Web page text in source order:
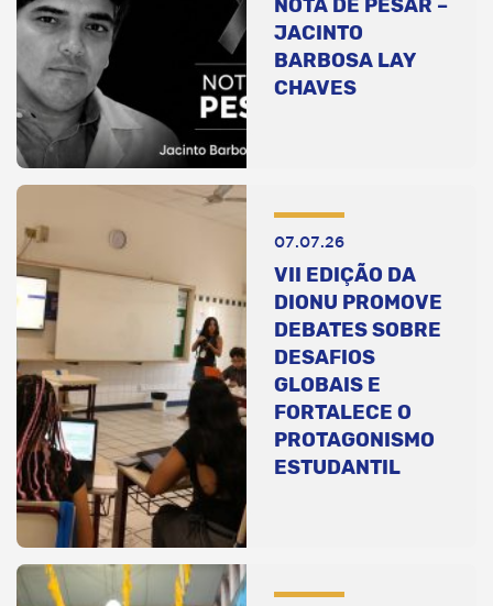
NOTA DE PESAR –
JACINTO
BARBOSA LAY
CHAVES
07.07.26
VII EDIÇÃO DA
DIONU PROMOVE
DEBATES SOBRE
DESAFIOS
GLOBAIS E
FORTALECE O
PROTAGONISMO
ESTUDANTIL